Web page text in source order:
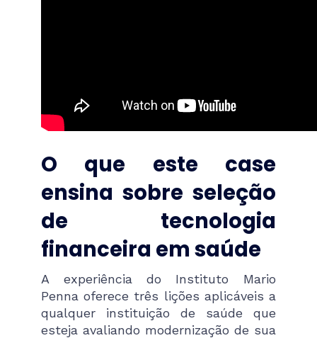
O que este case
ensina sobre seleção
de tecnologia
financeira em saúde
A experiência do Instituto Mario
Penna oferece três lições aplicáveis a
qualquer instituição de saúde que
esteja avaliando modernização de sua